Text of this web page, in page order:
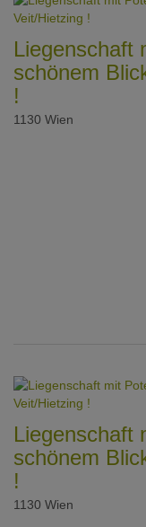
Liegenschaft
schönem
!
1130 Wien
Liegenschaft
schönem
!
1130 Wien